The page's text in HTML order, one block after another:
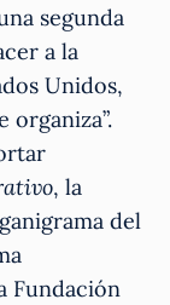
segunda
a la
Unidos,
organiza”.
, la
del
Fundación